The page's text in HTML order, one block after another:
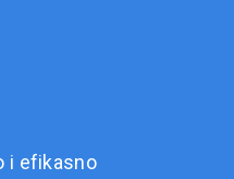
i efikasno